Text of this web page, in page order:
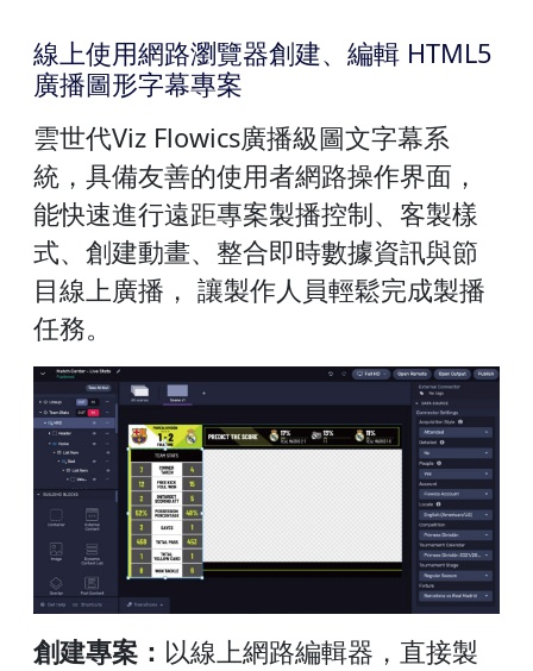
線上使用網路瀏覽器創建、編輯 HTML5
廣播圖形字幕專案
雲世代Viz Flowics廣播級圖文字幕系
統，具備友善的使用者網路操作界面，
能快速進行遠距專案製播控制、客製樣
式、創建動畫、整合即時數據資訊與節
目線上廣播， 讓製作人員輕鬆完成製播
任務。
創建專案： 以線上網路編輯器，直接製